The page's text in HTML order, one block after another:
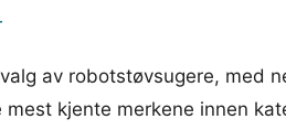
av robotstøvsugere, med
kjente merkene innen